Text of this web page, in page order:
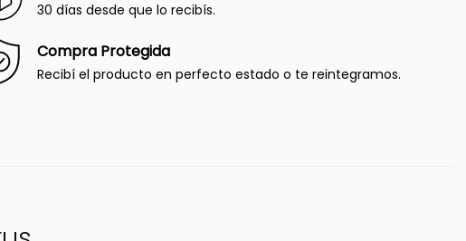
30 días desde que lo recibís.
Compra Protegida
Recibí el producto en perfecto estado o te reintegramos.